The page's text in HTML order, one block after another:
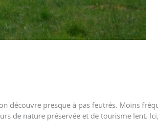
découvre presque à pas feutrés. Moins
de nature préservée et de tourisme lent.